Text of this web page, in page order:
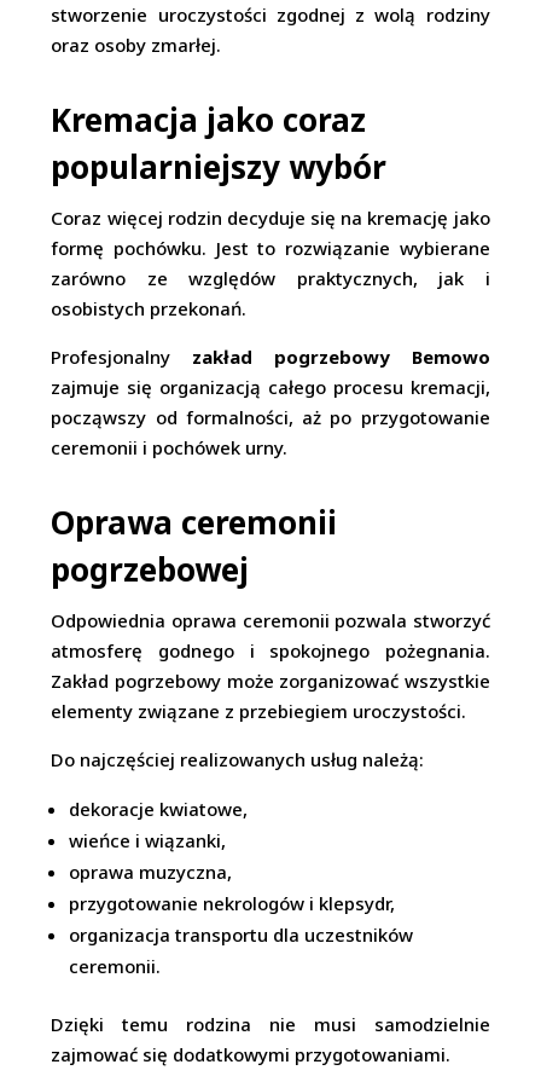
stworzenie uroczystości zgodnej z wolą rodziny
oraz osoby zmarłej.
Kremacja jako coraz
popularniejszy wybór
Coraz więcej rodzin decyduje się na kremację jako
formę pochówku. Jest to rozwiązanie wybierane
zarówno ze względów praktycznych, jak i
osobistych przekonań.
Profesjonalny zakład pogrzebowy Bemowo
zajmuje się organizacją całego procesu kremacji,
począwszy od formalności, aż po przygotowanie
ceremonii i pochówek urny.
Oprawa ceremonii
pogrzebowej
Odpowiednia oprawa ceremonii pozwala stworzyć
atmosferę godnego i spokojnego pożegnania.
Zakład pogrzebowy może zorganizować wszystkie
elementy związane z przebiegiem uroczystości.
Do najczęściej realizowanych usług należą:
dekoracje kwiatowe,
wieńce i wiązanki,
oprawa muzyczna,
przygotowanie nekrologów i klepsydr,
organizacja transportu dla uczestników
ceremonii.
Dzięki temu rodzina nie musi samodzielnie
zajmować się dodatkowymi przygotowaniami.